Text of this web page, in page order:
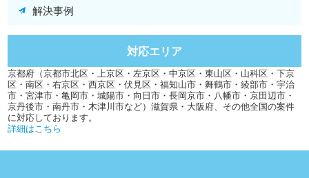
解決事例
対応エリア
京都府（京都市北区・上京区・左京区・中京区・東山区・山科区・下京
区・南区・右京区・西京区・伏見区・福知山市・舞鶴市・綾部市・宇治
市・宮津市・亀岡市・城陽市・向日市・長岡京市・八幡市・京田辺市・
京丹後市・南丹市・木津川市など）滋賀県・大阪府、その他全国の案件
に対応しております。
詳細はこちら